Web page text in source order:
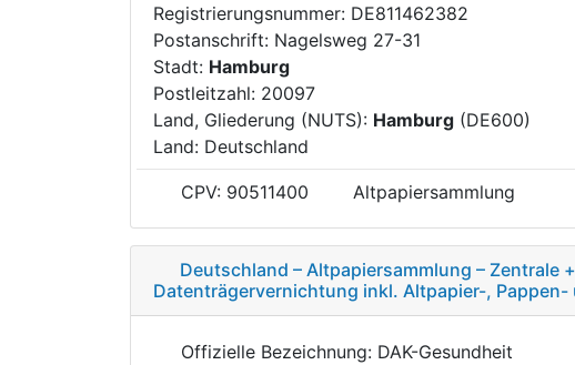
Registrierungsnummer: DE811462382
Postanschrift: Nagelsweg 27-31
Stadt: Hamburg
Postleitzahl: 20097
Land, Gliederung (NUTS): Hamburg (DE600)
Land: Deutschland
CPV: 90511400 Altpapiersammlung
Deutschland – Altpapiersammlung – Zentrale
Datenträgervernichtung inkl. Altpapier-,
Offizielle Bezeichnung: DAK-Gesundheit